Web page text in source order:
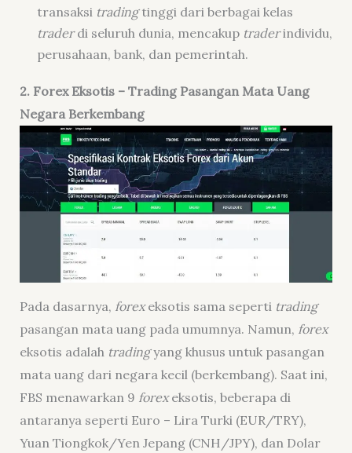
transaksi tradingtinggi dari berbagai kelas
traderdi seluruh dunia, mencakup traderindividu,
perusahaan, bank, dan pemerintah.
2. ForexEksotis– Trading Pasangan Mata Uang
Negara Berkembang
Pada dasarnya, forexeksotis sama seperti trading
pasangan mata uang pada umumnya. Namun, forex
eksotis adalah tradingyang khusus untuk pasangan
mata uang dari negara kecil (berkembang). Saat ini,
FBS menawarkan 9 forexeksotis, beberapa di
antaranya seperti Euro – Lira Turki (EUR/TRY),
Yuan Tiongkok/Yen Jepang (CNH/JPY), dan Dolar